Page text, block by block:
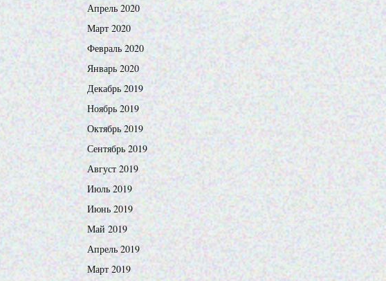
Апрель 2020
Март 2020
Февраль 2020
Январь 2020
Декабрь 2019
Ноябрь 2019
Октябрь 2019
Сентябрь 2019
Август 2019
Июль 2019
Июнь 2019
Май 2019
Апрель 2019
Март 2019